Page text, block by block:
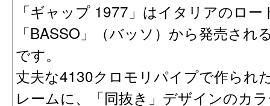
「ギャップ 1977」はイタリアのロ
「BASSO」（バッソ）から発売さ
です。
丈夫な4130クロモリパイプで作られ
レームに、「同抜き」デザインのカ